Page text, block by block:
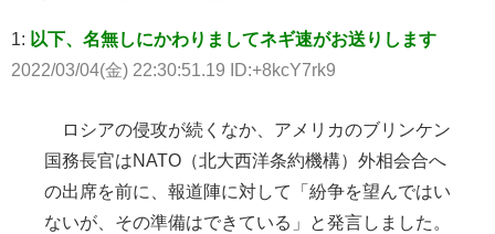
1: 以下、名無しにかわりましてネギ速がお送りします
2022/03/04(金) 22:30:51.19 ID:+8kcY7rk9
ロシアの侵攻が続くなか、アメリカのブリンケン
国務長官はNATO（北大西洋条約機構）外相会合へ
の出席を前に、報道陣に対して「紛争を望んではい
ないが、その準備はできている」と発言しました。